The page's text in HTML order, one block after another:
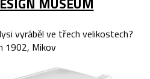
vyráběl ve třech velikostech?
1902, Mikov